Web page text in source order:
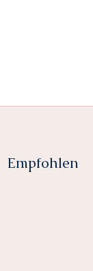
Empfohlen